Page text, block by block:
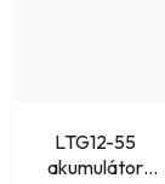
LTG12-55
akumulátor